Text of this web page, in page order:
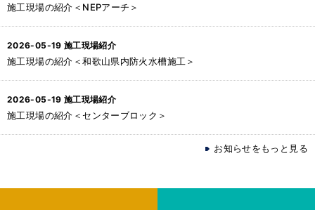
施工現場の紹介＜NEPアーチ＞
2026-05-19 施工現場紹介
施工現場の紹介＜和歌山県内防火水槽施工＞
2026-05-19 施工現場紹介
施工現場の紹介＜センターブロック＞
お知らせをもっと見る